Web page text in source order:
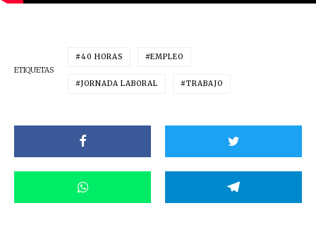
ETIQUETAS
40 HORAS EMPLEO
JORNADA LABORAL TRABAJO